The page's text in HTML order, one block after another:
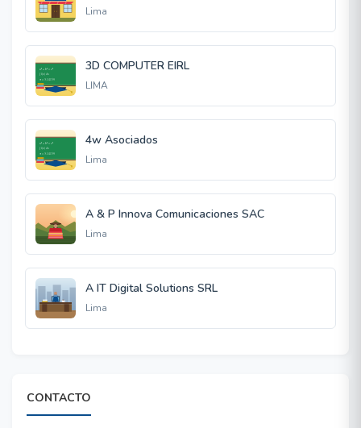
Lima
3D COMPUTER EIRL
LIMA
4w Asociados
Lima
A & P Innova Comunicaciones SAC
Lima
A IT Digital Solutions SRL
Lima
CONTACTO